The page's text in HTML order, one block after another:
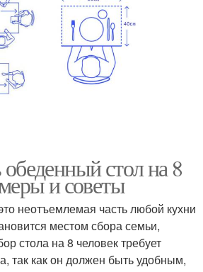
стол на 8
и советы
неотъемлемая часть любой кухни
местом сбора семьи,
стола на 8 человек требует
так как он должен быть удобным,